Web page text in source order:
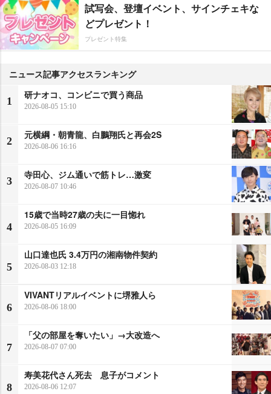
試写会、登壇イベント、サインチェキな
どプレゼント！
プレゼント特集
ニュース記事アクセスランキング
1
研ナオコ、コンビニで買う商品
2026-08-05 15:10
2
元横綱・朝青龍、白鵬翔氏と再会2S
2026-08-06 16:16
3
寺田心、ジム通いで筋トレ…激変
2026-08-07 10:46
4
15歳で当時27歳の夫に一目惚れ
2026-08-05 16:09
5
山口達也氏 3.4万円の湘南物件契約
2026-08-03 12:18
6
VIVANTリアルイベントに堺雅人ら
2026-08-06 18:00
7
「父の部屋を奪いたい」→大改造へ
2026-08-07 07:00
8
寿美花代さん死去 息子がコメント
2026-08-06 12:07